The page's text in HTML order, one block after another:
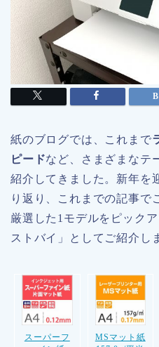
紙のブログでは、これまで
ピードなど、さまざまなテ
紹介してきました。新年を
り返り、これまでの記事で
厳選した1モデルをピック
ストバイ」としてご紹介し
スーパーフ
MSマット紙